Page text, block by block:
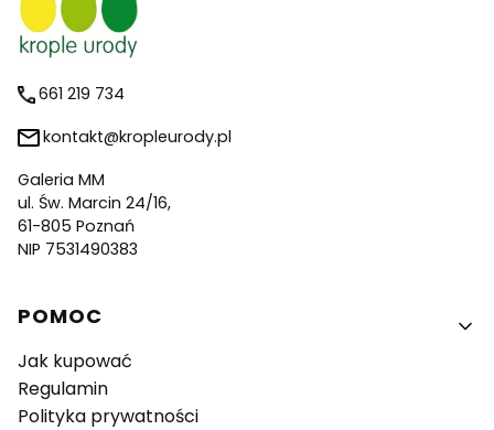
661 219 734
kontakt@kropleurody.pl
Galeria MM
ul. Św. Marcin 24/16,
61-805 Poznań
NIP 7531490383
Linki w stopce
POMOC
Jak kupować
Regulamin
Polityka prywatności